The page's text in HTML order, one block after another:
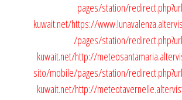
pages/station/
kuwait.net/https://
/pages/station/
kuwait.net/http://
sito/mobile/pages/station/
kuwait.net/http://